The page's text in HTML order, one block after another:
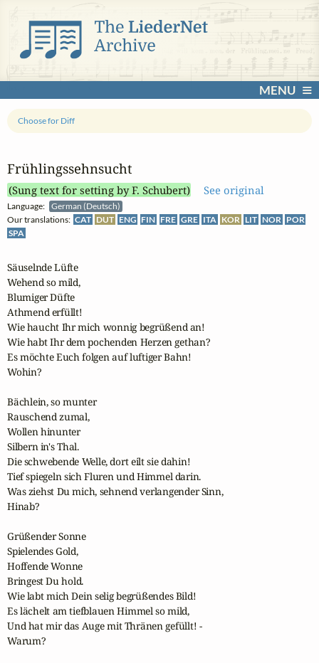
MENU
Frühlingssehnsucht
(Sung text for setting by F. Schubert) See original
Language:
German (Deutsch)
Our translations: CAT DUT ENG FIN FRE GRE ITA KOR LIT NOR POR
SPA
Choose for Diff
Säuselnde Lüfte
Wehend so mild,
Blumiger Düfte
Athmend erfüllt!
Wie haucht Ihr mich wonnig begrüßend an!
Wie habt Ihr dem pochenden Herzen gethan?
Es möchte Euch folgen auf luftiger Bahn!
Wohin?
Bächlein, so munter
Rauschend zumal,
Wollen hinunter
Silbern in's Thal.
Die schwebende Welle, dort eilt sie dahin!
Tief spiegeln sich Fluren und Himmel darin.
Was ziehst Du mich, sehnend verlangender Sinn,
Hinab?
Grüßender Sonne
Spielendes Gold,
Hoffende Wonne
Bringest Du hold.
Wie labt mich Dein selig begrüßendes Bild!
Es lächelt am tiefblauen Himmel so mild,
Und hat mir das Auge mit Thränen gefüllt! -
Warum?